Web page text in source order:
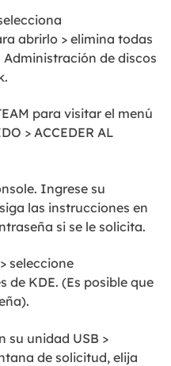
abrirlo > elimina todas
de discos
para visitar el menú
> ACCEDER AL
Ingrese su
las instrucciones en
si se le solicita.
seleccione
KDE. (Es posible que
su unidad USB >
de solicitud, elija